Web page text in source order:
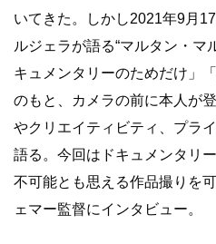
いてきた。しかし2021年9月
ルジェラが語る“マルタン・マ
キュメンタリーのためだけ」
のもと、カメラの前に本人が
やクリエイティビティ、プラ
語る。今回はドキュメンタリ
不可能とも思える作品撮りを
ェマー監督にインタビュー。